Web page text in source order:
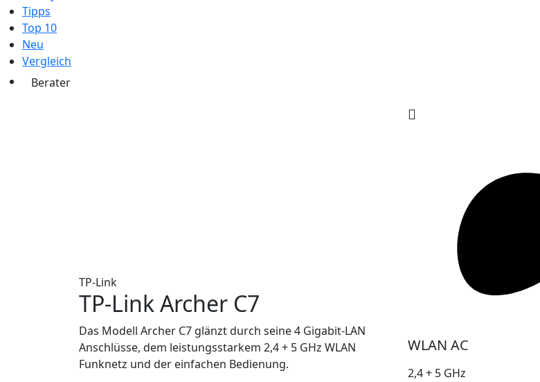
Tipps
Top 10
Neu
Vergleich
Berater
TP-Link
TP-Link Archer C7
Das Modell Archer C7 glänzt durch seine 4 Gigabit-LAN
Anschlüsse, dem leistungsstarkem 2,4 + 5 GHz WLAN
Funknetz und der einfachen Bedienung.
WLAN AC
2,4 + 5 GHz